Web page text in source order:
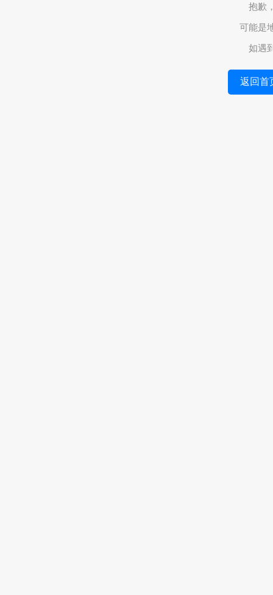
抱歉
可能是
如遇
返回首